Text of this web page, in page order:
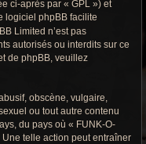
ci-après par « GPL ») et
logiciel phpBB facilite
Limited n’est pas
autorisés ou interdits sur ce
de phpBB, veuillez
obscène, vulgaire,
ou tout autre contenu
du pays où « FUNK-O-
telle action peut entraîner